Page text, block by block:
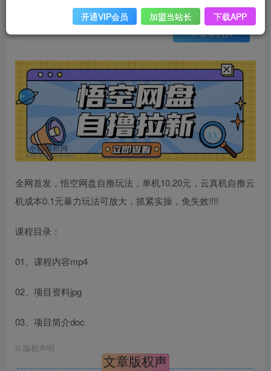
年VIP免费 终身VIP会员免费
登录购买
全网首发，悟空网盘自撸玩法，单机10.20元，云真机自撸云
机成本0.1元暴力玩法可放大，抓紧实操，免失效!!!!
课程目录：
01、课程内容mp4
02、项目资料jpg
03、项目简介doc
© 版权声明
文章版权声
开通VIP会员 加盟当站长 下载APP